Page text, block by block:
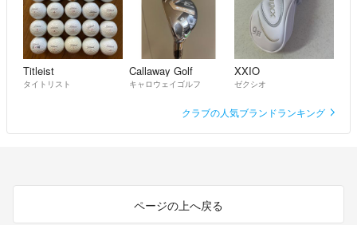
Titleist
タイトリスト
Callaway Golf
キャロウェイゴルフ
XXIO
ゼクシオ
クラブの人気ブランドランキング
ページの上へ戻る